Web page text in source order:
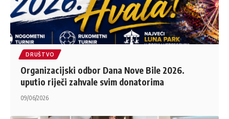
DRUŠTVO
Organizacijski odbor Dana Nove Bile 2026.
uputio riječi zahvale svim donatorima
09/06/2026